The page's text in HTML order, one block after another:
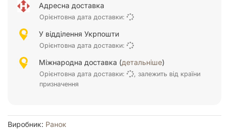
Адресна доставка
Орієнтовна дата доставки:
У відділення Укрпошти
Орієнтовна дата доставки:
Міжнародна доставка (детальніше)
Орієнтовна дата доставки:
, залежить від країни
призначення
Виробник: Ранок